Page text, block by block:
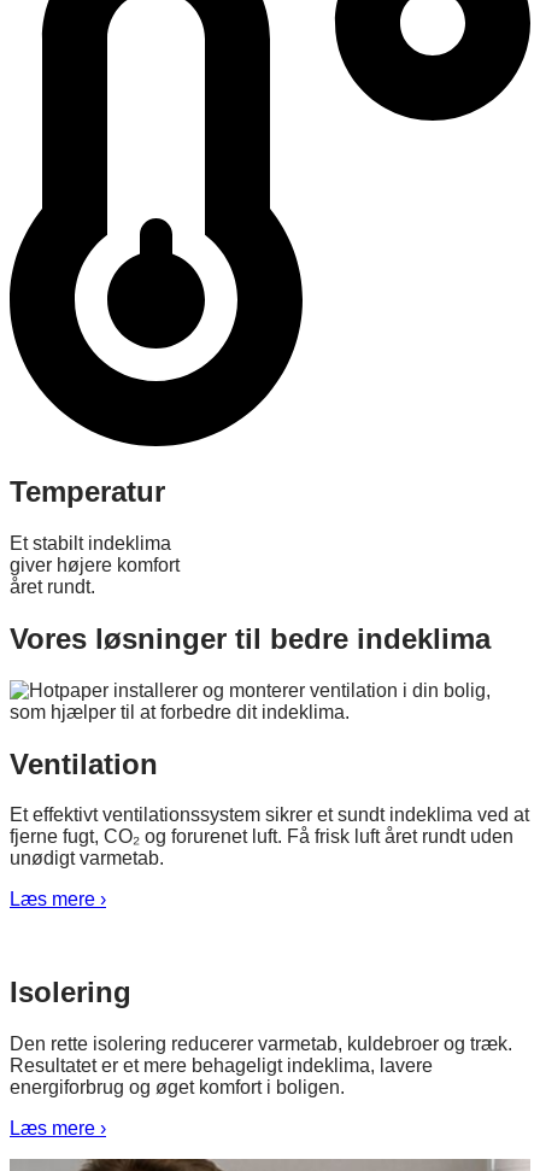
Temperatur
Et stabilt indeklima
giver højere komfort
året rundt.
Vores løsninger til bedre indeklima
Ventilation
Et effektivt ventilationssystem sikrer et sundt indeklima ved at
fjerne fugt, CO₂ og forurenet luft. Få frisk luft året rundt uden
unødigt varmetab.
Læs mere ›
Isolering
Den rette isolering reducerer varmetab, kuldebroer og træk.
Resultatet er et mere behageligt indeklima, lavere
energiforbrug og øget komfort i boligen.
Læs mere ›